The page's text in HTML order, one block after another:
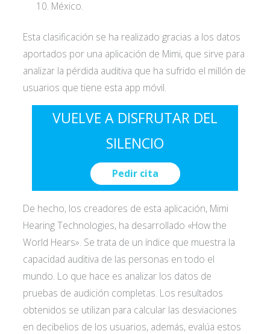
México.
Esta clasificación se ha realizado gracias a los datos
aportados por una aplicación de Mimi, que sirve para
analizar la pérdida auditiva que ha sufrido el millón de
usuarios que tiene esta app móvil.
VUELVE A DISFRUTAR DEL
SILENCIO
Pedir cita
De hecho, los creadores de esta aplicación, Mimi
Hearing Technologies, ha desarrollado «How the
World Hears». Se trata de un índice que muestra la
capacidad auditiva de las personas en todo el
mundo. Lo que hace es analizar los datos de
pruebas de audición completas. Los resultados
obtenidos se utilizan para calcular las desviaciones
en decibelios de los usuarios, además, evalúa estos